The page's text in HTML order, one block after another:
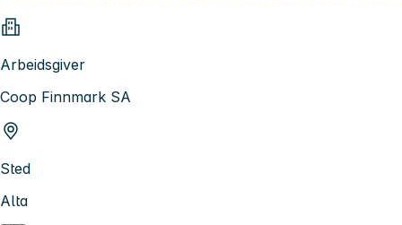
Arbeidsgiver
Coop Finnmark SA
Sted
Alta